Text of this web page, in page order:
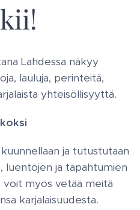
Lahdessa näkyy
lauluja, perinteitä,
yhteisöllisyyttä.
ja tutustutaan
luentojen ja tapahtumien
voit myös vetää meitä
karjalaisuudesta.